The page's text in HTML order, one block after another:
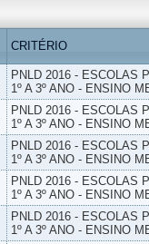
CRITÉRIO
PNLD 2016 - ESCOLAS
1º A 3º ANO - ENSINO
PNLD 2016 - ESCOLAS
1º A 3º ANO - ENSINO
PNLD 2016 - ESCOLAS
1º A 3º ANO - ENSINO
PNLD 2016 - ESCOLAS
1º A 3º ANO - ENSINO
PNLD 2016 - ESCOLAS
1º A 3º ANO - ENSINO